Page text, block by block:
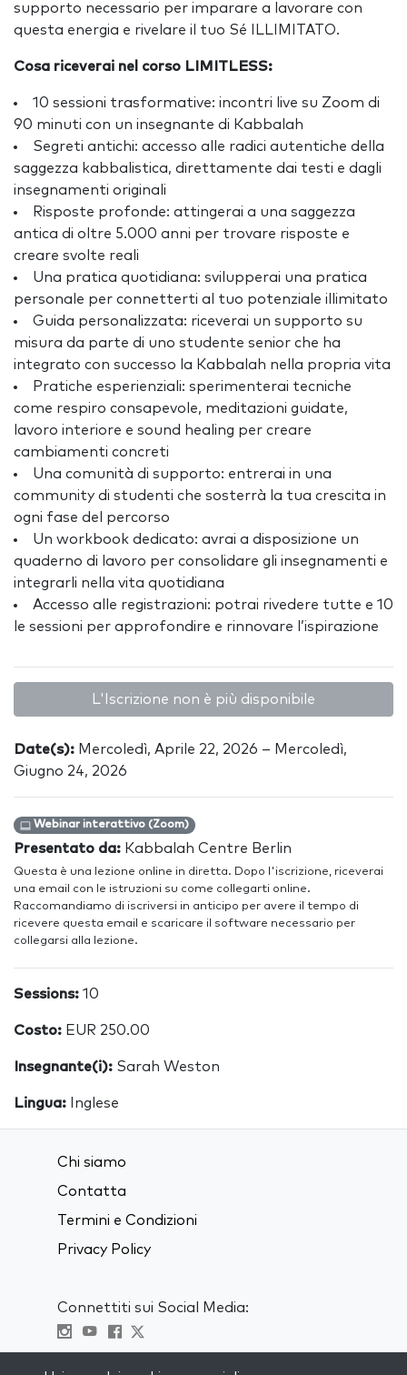
supporto necessario per imparare a lavorare con
questa energia e rivelare il tuo Sé ILLIMITATO.
Cosa riceverai nel corso LIMITLESS:
10 sessioni trasformative: incontri live su Zoom di
90 minuti con un insegnante di Kabbalah
Segreti antichi: accesso alle radici autentiche della
saggezza kabbalistica, direttamente dai testi e dagli
insegnamenti originali
Risposte profonde: attingerai a una saggezza
antica di oltre 5.000 anni per trovare risposte e
creare svolte reali
Una pratica quotidiana: svilupperai una pratica
personale per connetterti al tuo potenziale illimitato
Guida personalizzata: riceverai un supporto su
misura da parte di uno studente senior che ha
integrato con successo la Kabbalah nella propria vita
Pratiche esperienziali: sperimenterai tecniche
come respiro consapevole, meditazioni guidate,
lavoro interiore e sound healing per creare
cambiamenti concreti
Una comunità di supporto: entrerai in una
community di studenti che sosterrà la tua crescita in
ogni fase del percorso
Un workbook dedicato: avrai a disposizione un
quaderno di lavoro per consolidare gli insegnamenti e
integrarli nella vita quotidiana
Accesso alle registrazioni: potrai rivedere tutte e 10
le sessioni per approfondire e rinnovare l’ispirazione
L'Iscrizione non è più disponibile
Date(s): Mercoledì, Aprile 22, 2026 – Mercoledì,
Giugno 24, 2026
Webinar interattivo (Zoom)
Presentato da: Kabbalah Centre Berlin
Questa è una lezione online in diretta. Dopo l'iscrizione, riceverai
una email con le istruzioni su come collegarti online.
Raccomandiamo di iscriversi in anticipo per avere il tempo di
ricevere questa email e scaricare il software necessario per
collegarsi alla lezione.
Sessions: 10
Costo: EUR 250.00
Insegnante(i): Sarah Weston
Lingua: Inglese
Chi siamo
Contatta
Termini e Condizioni
Privacy Policy
Connettiti sui Social Media: